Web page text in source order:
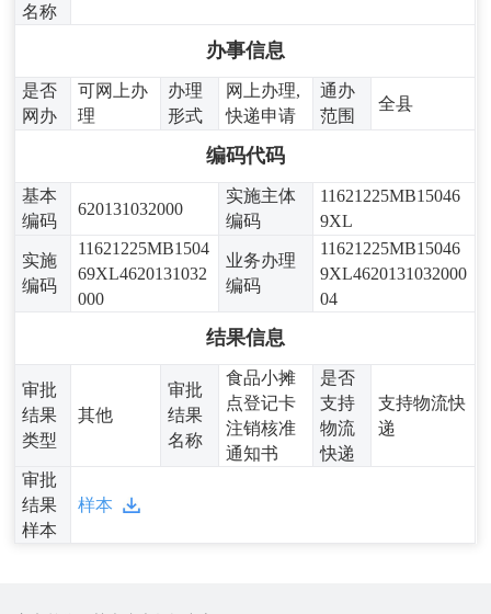
名称
办事信息
是否
网办
可网上办
理
办理
形式
网上办理,
快递申请
通办
范围
全县
编码代码
基本
编码
620131032000
实施主体
编码
11621225MB15046
9XL
实施
编码
11621225MB1504
69XL4620131032
000
业务办理
编码
11621225MB15046
9XL4620131032000
04
结果信息
审批
结果
类型
其他
审批
结果
名称
食品小摊
点登记卡
注销核准
通知书
是否
支持
物流
快递
支持物流快
递
审批
结果
样本
样本